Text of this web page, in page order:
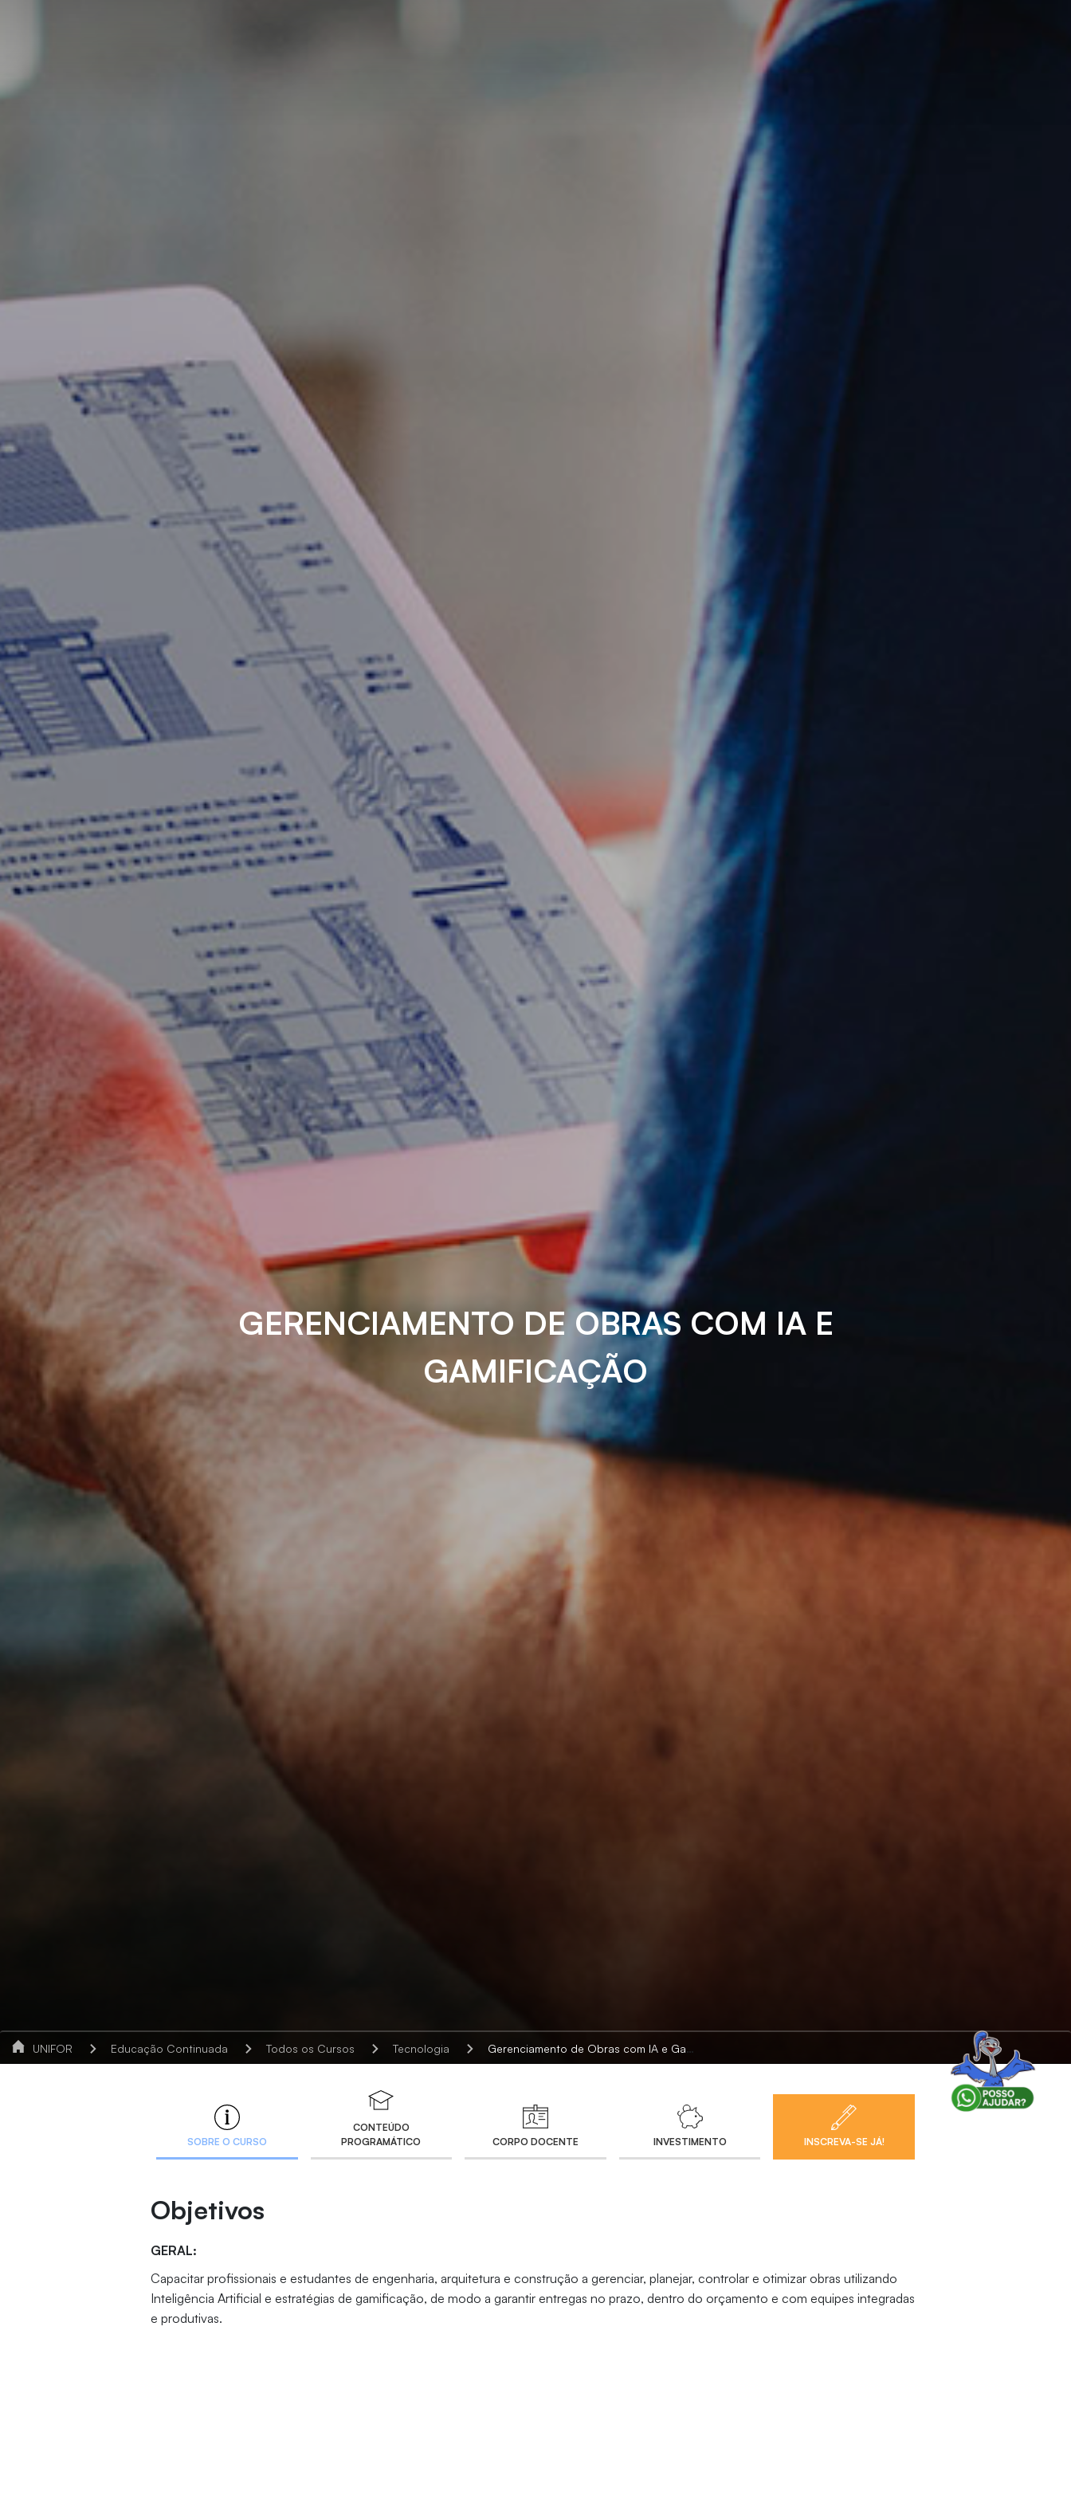
GERENCIAMENTO DE OBRAS COM IA E
GAMIFICAÇÃO
UNIFOR Educação Continuada Todos os Cursos Tecnologia Gerenciamento de Obras com IA e Gamificação
SOBRE O CURSO
CONTEÚDO
PROGRAMÁTICO
CORPO DOCENTE INVESTIMENTO INSCREVA-SE JÁ!
Objetivos
GERAL:
Capacitar profissionais e estudantes de engenharia, arquitetura e construção a gerenciar, planejar, controlar e otimizar obras utilizando
Inteligência Artificial e estratégias de gamificação, de modo a garantir entregas no prazo, dentro do orçamento e com equipes integradas
e produtivas.